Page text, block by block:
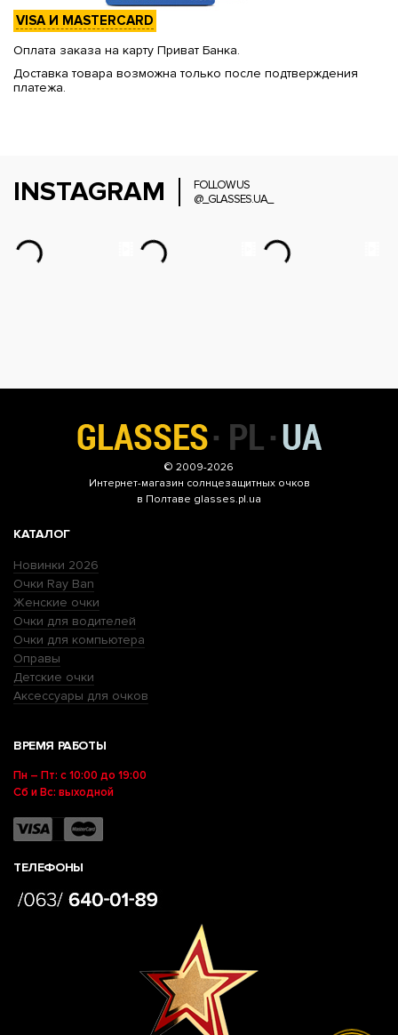
VISA И MASTERCARD
Оплата заказа на карту Приват Банка.
Доставка товара возможна только после подтверждения
платежа.
INSTAGRAM
FOLLOW US
@_GLASSES.UA_
© 2009-2026
Интернет-магазин солнцезащитных очков
в Полтаве glasses.pl.ua
КАТАЛОГ
Новинки 2026
Очки Ray Ban
Женские очки
Очки для водителей
Очки для компьютера
Оправы
Детские очки
Аксессуары для очков
ВРЕМЯ РАБОТЫ
Пн – Пт: с 10:00 до 19:00
Сб и Вс: выходной
ТЕЛЕФОНЫ